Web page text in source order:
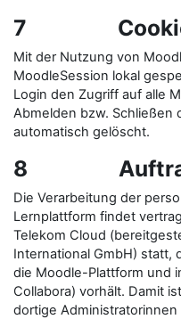
7
Mit der Nutzung von
MoodleSession lokal
Login den Zugriff auf alle
Abmelden bzw. Schließen
automatisch gelöscht.
8
Die Verarbeitung der
Lernplattform findet
Telekom Cloud
International GmbH) statt,
die Moodle-Plattform und
Collabora) vorhält. Damit
dortige